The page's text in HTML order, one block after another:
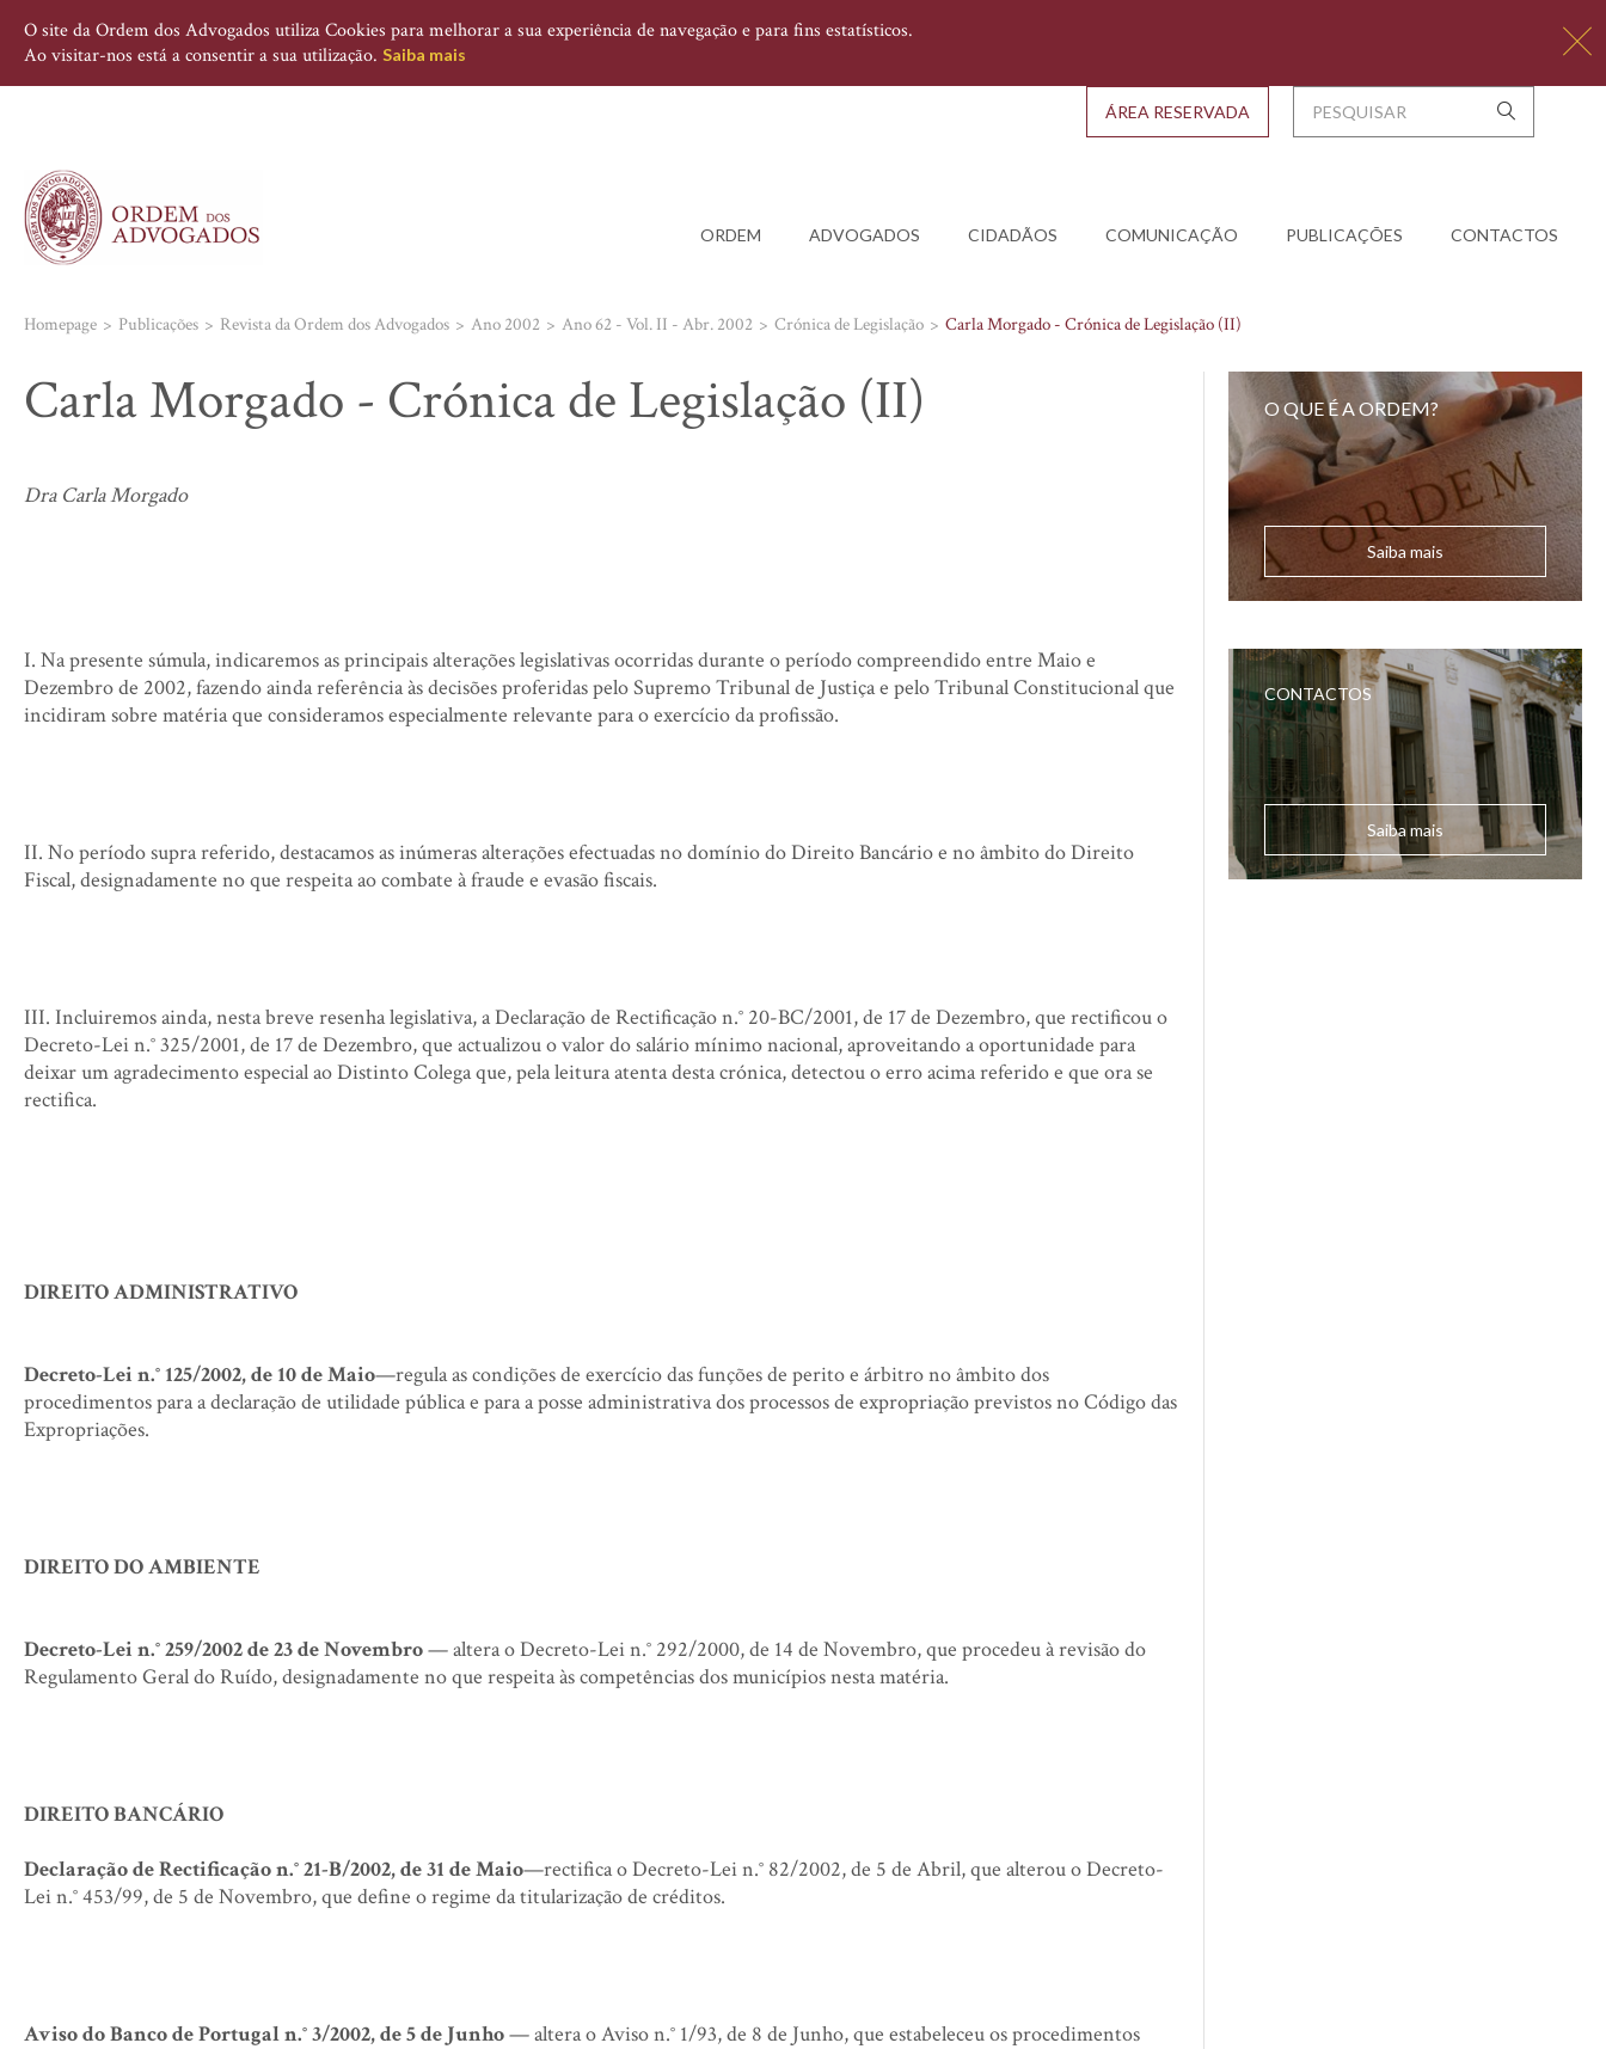
O site da Ordem dos Advogados utiliza Cookies para melhorar a sua experiência de navegação e para fins estatísticos.
Ao visitar-nos está a consentir a sua utilização. Saiba mais
ORDEM ADVOGADOS CIDADÃOS COMUNICAÇÃO PUBLICAÇÕES CONTACTOS
ÁREA RESERVADA
Homepage Publicações Revista da Ordem dos Advogados Ano 2002 Ano 62 - Vol. II - Abr. 2002 Crónica de Legislação Carla Morgado - Crónica de Legislação (II)
Carla Morgado - Crónica de Legislação (II)
Dra Carla Morgado
I. Na presente súmula, indicaremos as principais alterações legislativas ocorridas durante o período compreendido entre Maio e
Dezembro de 2002, fazendo ainda referência às decisões proferidas pelo Supremo Tribunal de Justiça e pelo Tribunal Constitucional que
incidiram sobre matéria que consideramos especialmente relevante para o exercício da profissão.
II. No período supra referido, destacamos as inúmeras alterações efectuadas no domínio do Direito Bancário e no âmbito do Direito
Fiscal, designadamente no que respeita ao combate à fraude e evasão fiscais.
III. Incluiremos ainda, nesta breve resenha legislativa, a Declaração de Rectificação n.° 20-BC/2001, de 17 de Dezembro, que rectificou o
Decreto-Lei n.° 325/2001, de 17 de Dezembro, que actualizou o valor do salário mínimo nacional, aproveitando a oportunidade para
deixar um agradecimento especial ao Distinto Colega que, pela leitura atenta desta crónica, detectou o erro acima referido e que ora se
rectifica.
DIREITO ADMINISTRATIVO
Decreto-Lei n.° 125/2002, de 10 de Maio—regula as condições de exercício das funções de perito e árbitro no âmbito dos
procedimentos para a declaração de utilidade pública e para a posse administrativa dos processos de expropriação previstos no Código das
Expropriações.
DIREITO DO AMBIENTE
Decreto-Lei n.° 259/2002 de 23 de Novembro— altera o Decreto-Lei n.° 292/2000, de 14 de Novembro, que procedeu à revisão do
Regulamento Geral do Ruído, designadamente no que respeita às competências dos municípios nesta matéria.
DIREITO BANCÁRIO
Declaração de Rectificação n.° 21-B/2002, de 31 de Maio—rectifica o Decreto-Lei n.° 82/2002, de 5 de Abril, que alterou o Decreto-
Lei n.° 453/99, de 5 de Novembro, que define o regime da titularização de créditos.
Aviso do Banco de Portugal n.° 3/2002, de 5 de Junho— altera o Aviso n.° 1/93, de 8 de Junho, que estabeleceu os procedimentos
O QUE É A ORDEM?
Saiba mais
CONTACTOS
Saiba mais